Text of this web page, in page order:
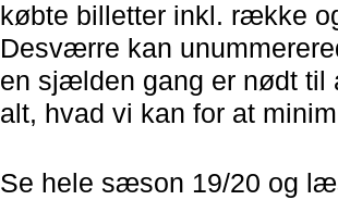
købte billetter inkl. række
Desværre kan
en sjælden gang er nødt til
alt, hvad vi kan for at
Se hele sæson 19/20 og